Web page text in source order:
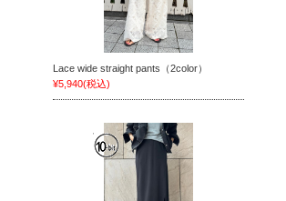
Lace wide straight pants（2color）
¥5,940(税込)